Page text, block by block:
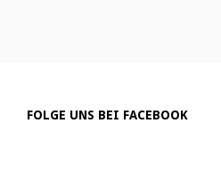
FOLGE UNS BEI FACEBOOK